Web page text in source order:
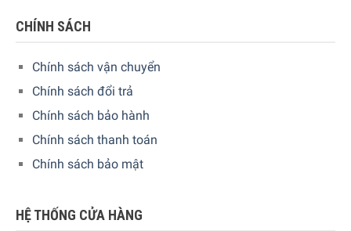
CHÍNH SÁCH
Chính sách vận chuyển
Chính sách đổi trả
Chính sách bảo hành
Chính sách thanh toán
Chính sách bảo mật
HỆ THỐNG CỬA HÀNG